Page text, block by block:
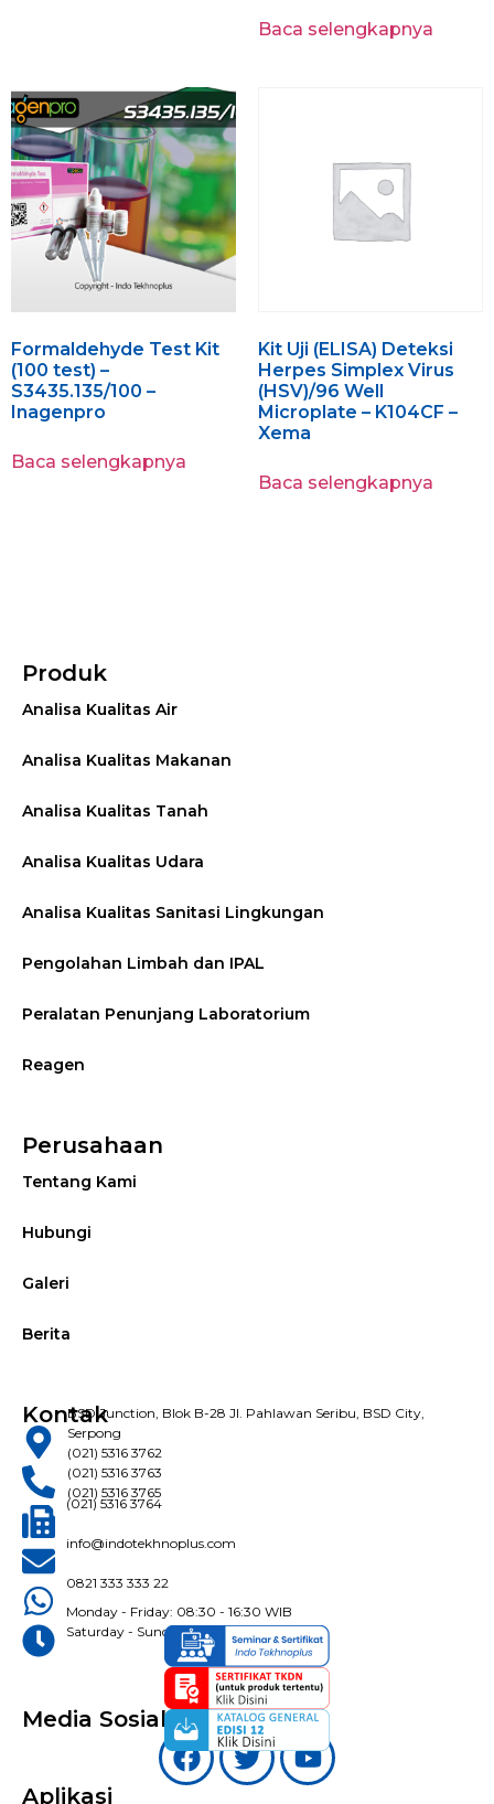
Baca selengkapnya
Formaldehyde Test Kit
(100 test) –
S3435.135/100 –
Inagenpro
Baca selengkapnya
Kit Uji (ELISA) Deteksi
Herpes Simplex Virus
(HSV)/96 Well
Microplate – K104CF –
Xema
Baca selengkapnya
Produk
Analisa Kualitas Air
Analisa Kualitas Makanan
Analisa Kualitas Tanah
Analisa Kualitas Udara
Analisa Kualitas Sanitasi Lingkungan
Pengolahan Limbah dan IPAL
Peralatan Penunjang Laboratorium
Reagen
Perusahaan
Tentang Kami
Hubungi
Galeri
Berita
KontakBSD Junction, Blok B-28 Jl. Pahlawan Seribu, BSD City,
Serpong
(021) 5316 3762
(021) 5316 3763
(021) 5316 3765
(021) 5316 3764
info@indotekhnoplus.com
0821 333 333 22
Monday - Friday: 08:30 - 16:30 WIB
Saturday - Sunday: Closed
Media Sosial
Aplikasi